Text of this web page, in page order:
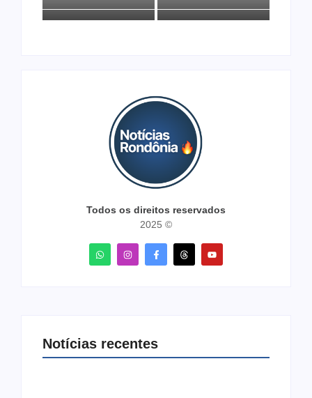
Todos os direitos reservados
2025 ©
Notícias recentes